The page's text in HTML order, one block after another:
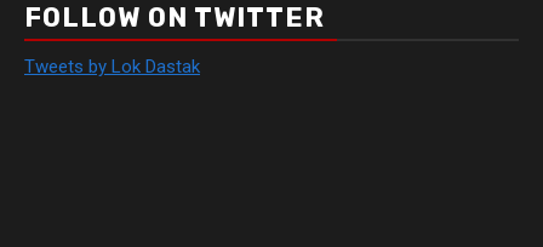
FOLLOW ON TWITTER
Tweets by Lok Dastak